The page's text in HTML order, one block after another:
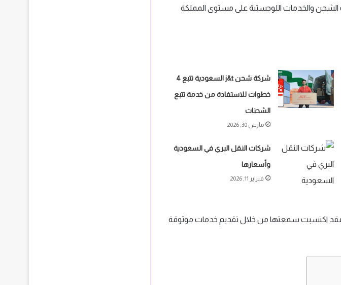
والخدمات اللوجستية على مستوى المملكة
شركة شحن j&t السعودية تتبع 4
خطوات للاستفادة من خدمة تتبع
الشحنات
مارس 30, 2026
شركات النقل البري في السعودية
وأسعارها
فبراير 11, 2026
اكتسبت سمعتها من خلال تقديم خدمات موثوقة